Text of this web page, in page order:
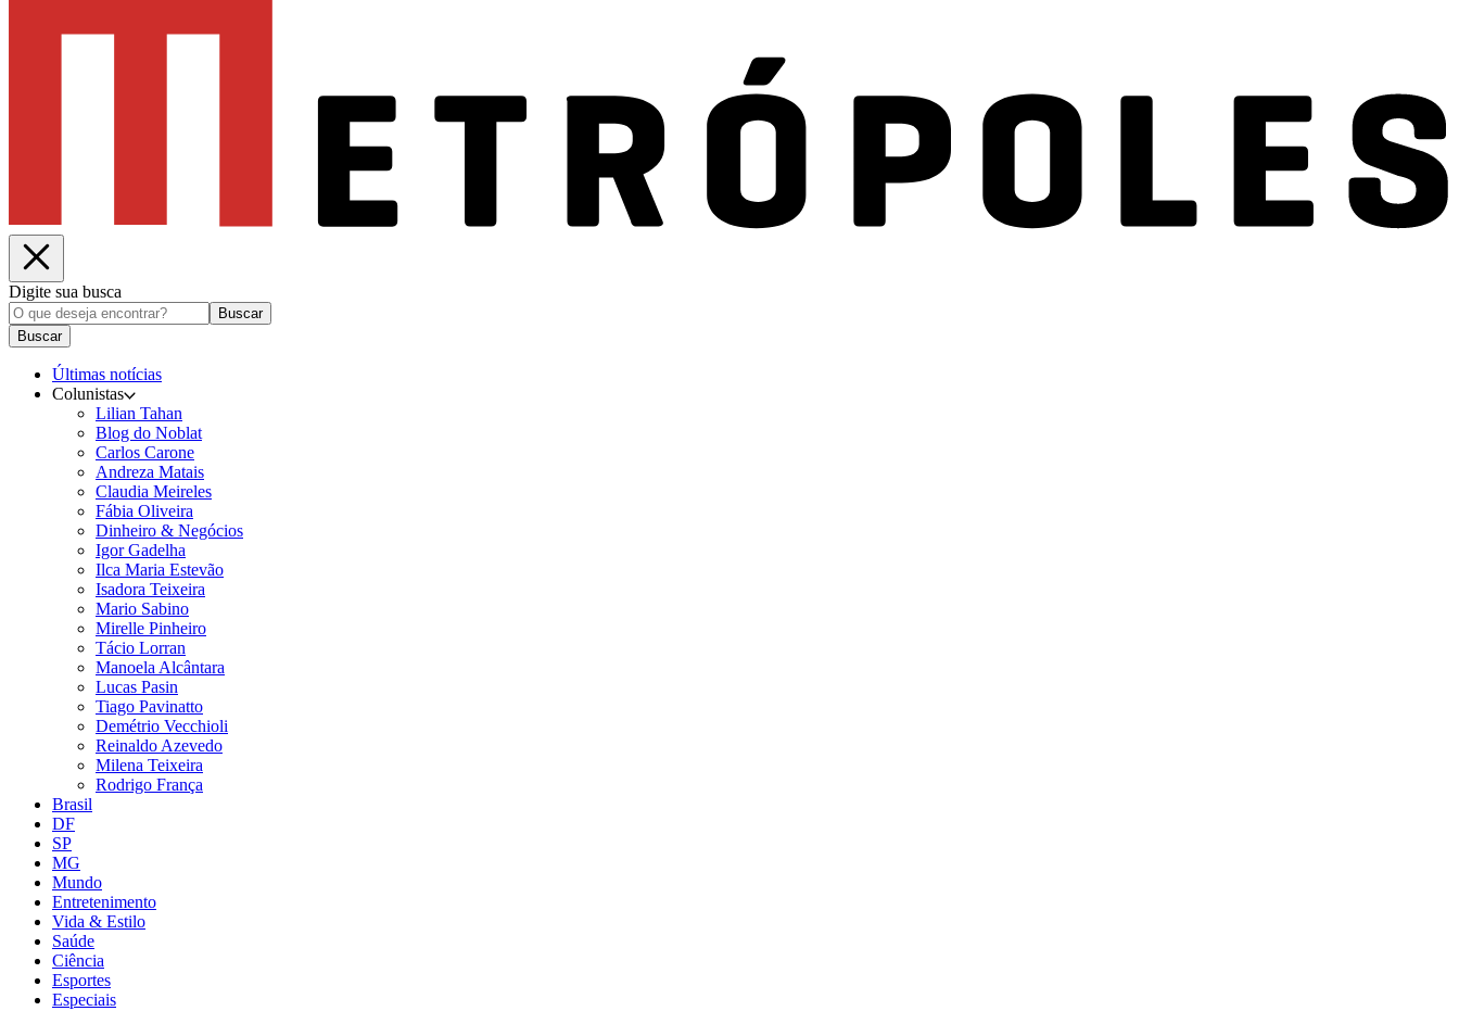
Digite sua busca
Buscar
Buscar
Últimas notícias
Colunistas
Lilian Tahan
Blog do Noblat
Carlos Carone
Andreza Matais
Claudia Meireles
Fábia Oliveira
Dinheiro & Negócios
Igor Gadelha
Ilca Maria Estevão
Isadora Teixeira
Mario Sabino
Mirelle Pinheiro
Tácio Lorran
Manoela Alcântara
Lucas Pasin
Tiago Pavinatto
Demétrio Vecchioli
Reinaldo Azevedo
Milena Teixeira
Rodrigo França
Brasil
DF
SP
MG
Mundo
Entretenimento
Vida & Estilo
Saúde
Ciência
Esportes
Especiais